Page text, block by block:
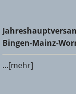
Mainz-Worms
Bingen-Mainz-
...[mehr]